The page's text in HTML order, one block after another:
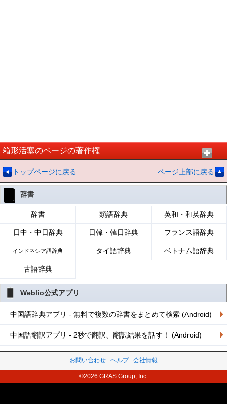
箱形活塞のページの著作権
トップページに戻る ページ上部に戻る
辞書
辞書 類語辞典 英和・和英辞典
日中・中日辞典 日韓・韓日辞典 フランス語辞典
インドネシア語辞典 タイ語辞典 ベトナム語辞典
古語辞典
Weblio公式アプリ
中国語辞典アプリ - 無料で複数の辞書をまとめて検索 (Android)
中国語翻訳アプリ - 2秒で翻訳、翻訳結果を話す！ (Android)
お問い合わせ ヘルプ 会社情報
©2026 GRAS Group, Inc.